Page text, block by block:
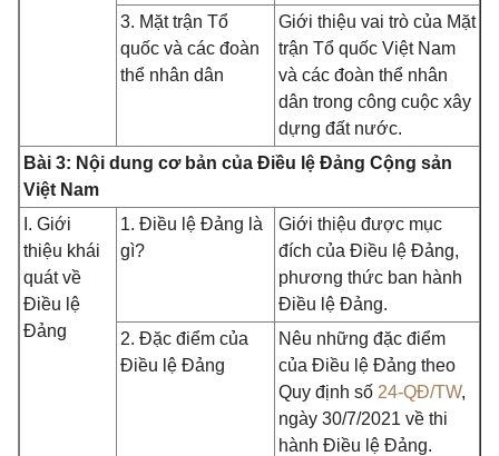
3. Mặt trận Tổ
quốc và các đoàn
thể nhân dân
Giới thiệu vai trò của Mặt
trận Tổ quốc Việt Nam
và các đoàn thể nhân
dân trong công cuộc xây
dựng đất nước.
Bài 3: Nội dung cơ bản của Điều lệ Đảng Cộng sản
Việt Nam
I. Giới
thiệu khái
quát về
Điều lệ
Đảng
1. Điều lệ Đảng là
gì?
Giới thiệu được mục
đích của Điều lệ Đảng,
phương thức ban hành
Điều lệ Đảng.
2. Đặc điểm của
Điều lệ Đảng
Nêu những đặc điểm
của Điều lệ Đảng theo
Quy định số 24-QĐ/TW,
ngày 30/7/2021 về thi
hành Điều lệ Đảng.